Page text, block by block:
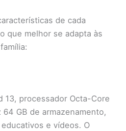
de cada
que melhor se adapta às
13, processador Octa-Core
GB de armazenamento,
e vídeos. O